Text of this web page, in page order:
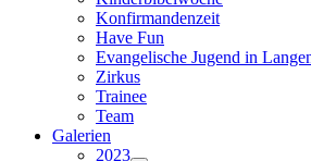
Konfirmandenzeit
Have Fun
Evangelische Jugend in
Zirkus
Trainee
Team
Galerien
2023